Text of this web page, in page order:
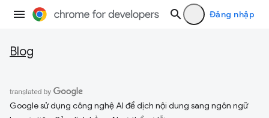
Đăng nhập
Blog
Google sử dụng công nghệ AI để dịch nội dung sang ngôn ngữ